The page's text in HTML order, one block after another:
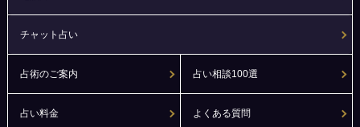
チャット占い
占術のご案内 占い相談100選
占い料金 よくある質問